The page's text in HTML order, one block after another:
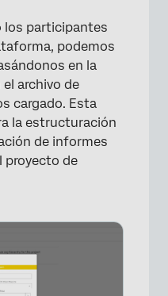
×
los participantes
podemos
en la
archivo de
cargado. Esta
la estructuración
de informes
proyecto de